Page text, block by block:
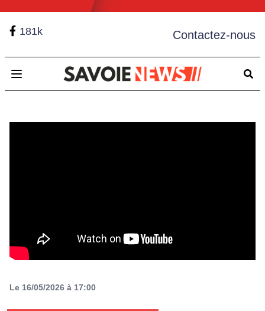
181k Contactez-nous
Open main menu
Le 16/05/2026 à 17:00